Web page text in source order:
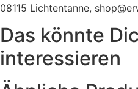
08115 Lichtentanne,
Das könnte
interessieren